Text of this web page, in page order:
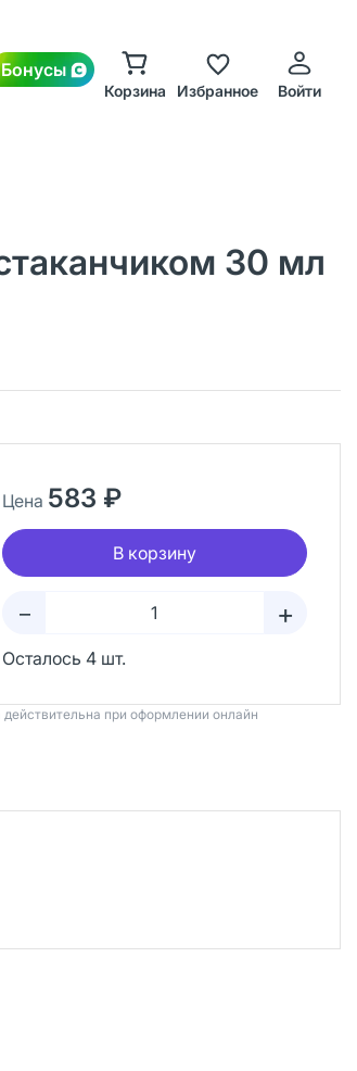
Бонусы
Корзина Избранное Войти
30 мл
Цена 583 ₽
В корзину
– +
Осталось 4 шт.
действительна при оформлении онлайн